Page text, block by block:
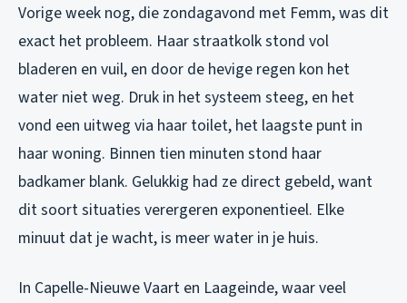
Vorige week nog, die zondagavond met Femm, was dit
exact het probleem. Haar straatkolk stond vol
bladeren en vuil, en door de hevige regen kon het
water niet weg. Druk in het systeem steeg, en het
vond een uitweg via haar toilet, het laagste punt in
haar woning. Binnen tien minuten stond haar
badkamer blank. Gelukkig had ze direct gebeld, want
dit soort situaties verergeren exponentieel. Elke
minuut dat je wacht, is meer water in je huis.
In Capelle-Nieuwe Vaart en Laageinde, waar veel